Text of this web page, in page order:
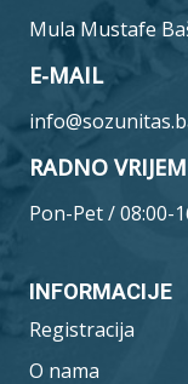
Mula Mustafe
E-MAIL
RADNO
Pon-Pet / 08:00-
INFORMACIJE
Registracija
O nama